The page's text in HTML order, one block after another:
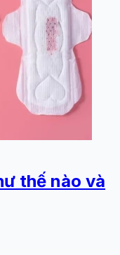
thế nào và